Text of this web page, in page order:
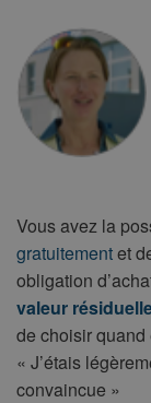
Vous avez la
gratuitementet
obligation
valeur
de choisir quand
« J’étais
convaincue »